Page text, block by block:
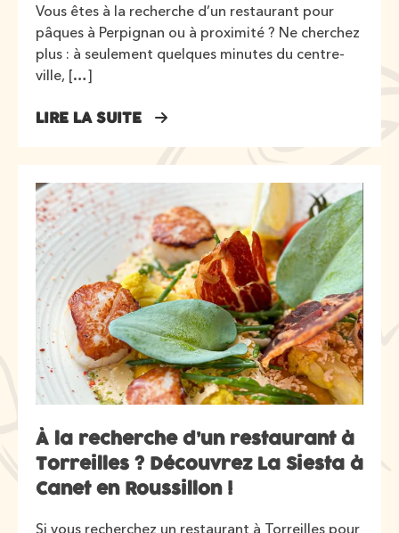
Vous êtes à la recherche d’un restaurant pour
pâques à Perpignan ou à proximité ? Ne cherchez
plus : à seulement quelques minutes du centre-
ville, […]
LIRE LA SUITE
À la recherche d’un restaurant à
Torreilles ? Découvrez La Siesta à
Canet en Roussillon !
Si vous recherchez un restaurant à Torreilles pour